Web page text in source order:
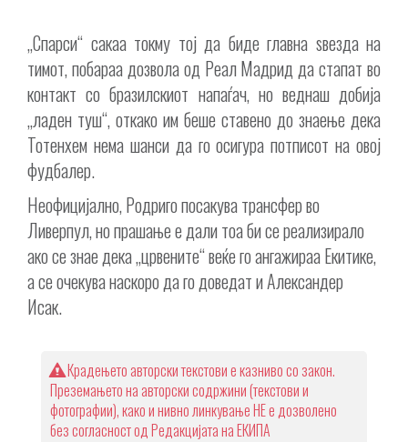
„Спарси“ сакаа токму тој да биде главна ѕвезда на
тимот, побараа дозвола од Реал Мадрид да стапат во
контакт со бразилскиот напаѓач, но веднаш добија
„ладен туш“, откако им беше ставено до знаење дека
Тотенхем нема шанси да го осигура потписот на овој
фудбалер.
Неофицијално, Родриго посакува трансфер во
Ливерпул, но прашање е дали тоа би се реализирало
ако се знае дека „црвените“ веќе го ангажираа Екитике,
а се очекува наскоро да го доведат и Александер
Исак.
Крадењето авторски текстови е казниво со закон.
Преземањето на авторски содржини (текстови и
фотографии), како и нивно линкување НЕ е дозволено
без согласност од Редакцијата на ЕКИПА